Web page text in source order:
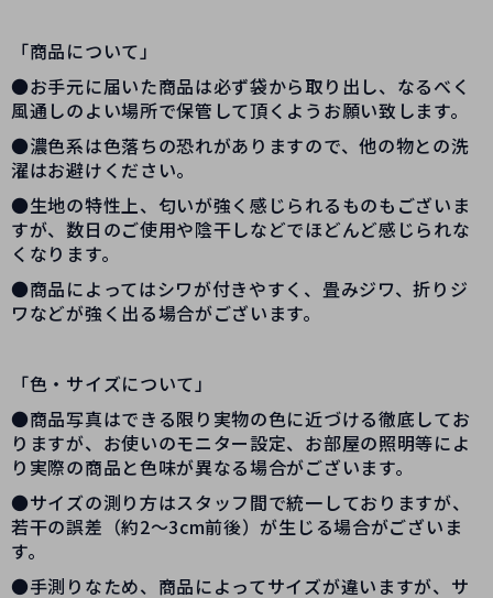
「商品について」
●お手元に届いた商品は必ず袋から取り出し、なるべく
風通しのよい場所で保管して頂くようお願い致します。
●濃色系は色落ちの恐れがありますので、他の物との洗
濯はお避けください。
●生地の特性上、匂いが強く感じられるものもございま
すが、数日のご使用や陰干しなどでほどんど感じられな
くなります。
●商品によってはシワが付きやすく、畳みジワ、折りジ
ワなどが強く出る場合がございます。
「色・サイズについて」
●商品写真はできる限り実物の色に近づける徹底してお
りますが、お使いのモニター設定、お部屋の照明等によ
り実際の商品と色味が異なる場合がございます。
●サイズの測り方はスタッフ間で統一しておりますが、
若干の誤差（約2～3cm前後）が生じる場合がございま
す。
●手測りなため、商品によってサイズが違いますが、サ